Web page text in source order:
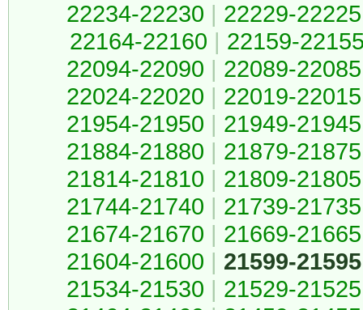
22234-22230 | 22229-22225
22164-22160 | 22159-
22094-22090 | 22089-22085
22024-22020 | 22019-22015
21954-21950 | 21949-21945
21884-21880 | 21879-21875
21814-21810 | 21809-21805
21744-21740 | 21739-21735
21674-21670 | 21669-21665
21604-21600 | 21599-21595
21534-21530 | 21529-21525